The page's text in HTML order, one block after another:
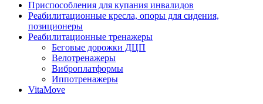
Приспособления для купания инвалидов
Реабилитационные кресла, опоры для сидения,
позиционеры
Реабилитационные тренажеры
Беговые дорожки ДЦП
Велотренажеры
Виброплатформы
Иппотренажеры
VitaMove